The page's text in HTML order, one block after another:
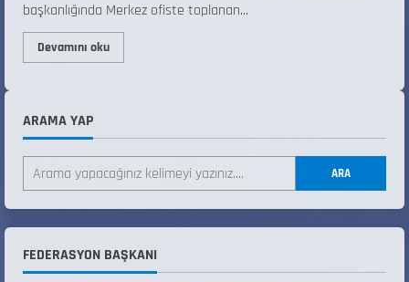
başkanlığında Merkez ofiste toplanan...
Devamını oku
ARAMA YAP
ARA
FEDERASYON BAŞKANI
2
ŞAMPİYONASI
22 Temmuz 2026
ŞAMPİYONASI GÖREVLİ LİSTESİ